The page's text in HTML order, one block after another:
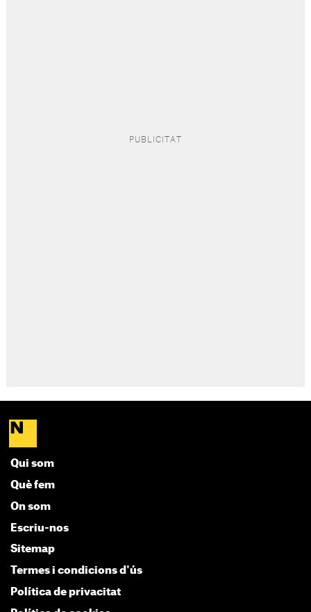
Qui som
Què fem
On som
Escriu-nos
Sitemap
Termes i condicions d'ús
Política de privacitat